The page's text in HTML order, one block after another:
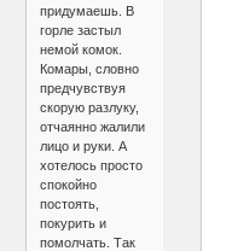
придумаешь. В
горле застыл
немой комок.
Комары, словно
предчувствуя
скорую разлуку,
отчаянно жалили
лицо и руки. А
хотелось просто
спокойно
постоять,
покурить и
помолчать. Так